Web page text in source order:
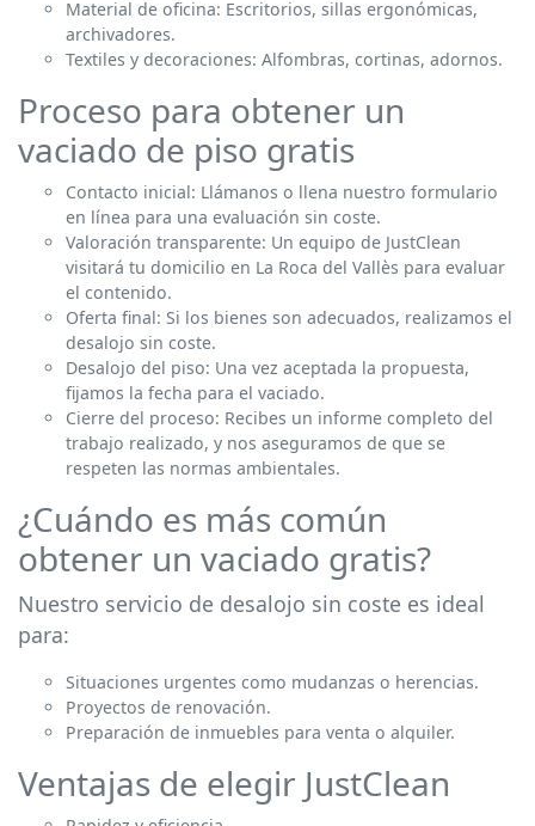
Material de oficina: Escritorios, sillas ergonómicas,
archivadores.
Textiles y decoraciones: Alfombras, cortinas, adornos.
Proceso para obtener un
vaciado de piso gratis
Contacto inicial: Llámanos o llena nuestro formulario
en línea para una evaluación sin coste.
Valoración transparente: Un equipo de JustClean
visitará tu domicilio en La Roca del Vallès para evaluar
el contenido.
Oferta final: Si los bienes son adecuados, realizamos el
desalojo sin coste.
Desalojo del piso: Una vez aceptada la propuesta,
fijamos la fecha para el vaciado.
Cierre del proceso: Recibes un informe completo del
trabajo realizado, y nos aseguramos de que se
respeten las normas ambientales.
¿Cuándo es más común
obtener un vaciado gratis?
Nuestro servicio de desalojo sin coste es ideal
para:
Situaciones urgentes como mudanzas o herencias.
Proyectos de renovación.
Preparación de inmuebles para venta o alquiler.
Ventajas de elegir JustClean